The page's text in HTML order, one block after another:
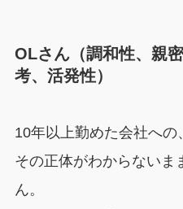
OLさん（調和性、親
考、活発性）
10年以上勤めた会社への
その正体がわからないま
ん。